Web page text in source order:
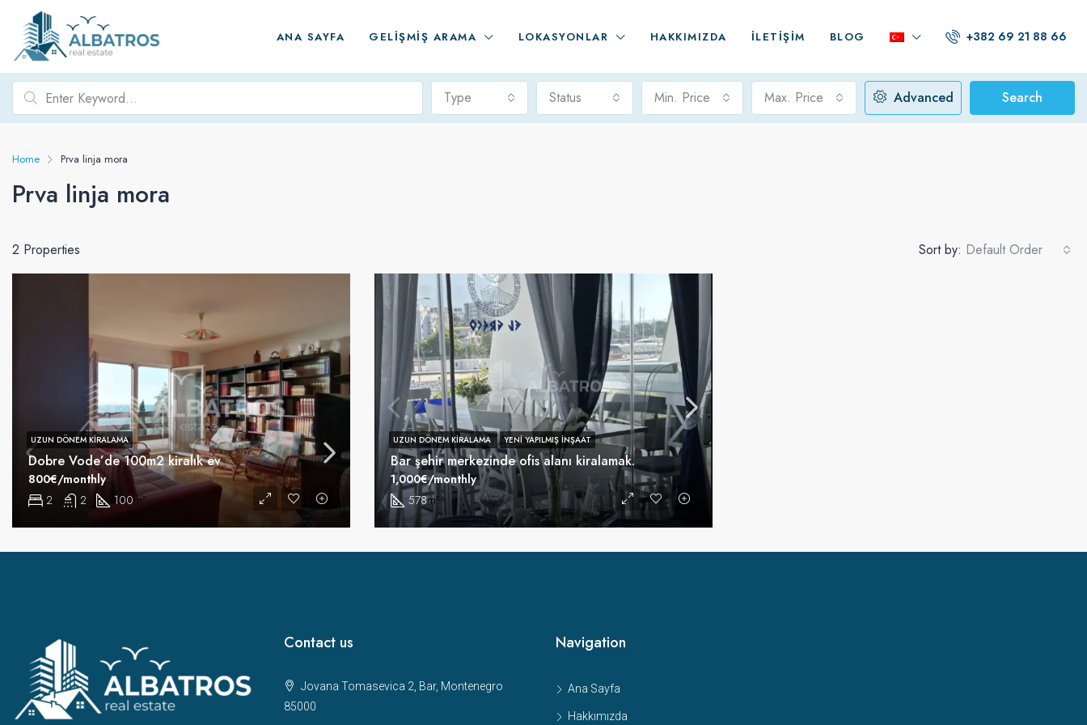
ANA SAYFA GELIŞMIŞ ARAMA LOKASYONLAR HAKKIMIZDA İLETIŞIM BLOG +382 69 21 88 66
Type Status Min. Price Max. Price Advanced Search
Home Prva linja mora
Prva linja mora
2 Properties Sort by: Default Order
Dobre Vode’de 100m2 kiralık ev
2 2 100m²
800€/monthly
UZUN DÖNEM KIRALAMA
Bar şehir merkezinde ofis alanı kiralamak.
578m²
1,000€/monthly
UZUN DÖNEM KIRALAMA YENI YAPILMIŞ INŞAAT
Contact us
Jovana Tomasevica 2, Bar, Montenegro
85000
Navigation
Ana Sayfa
Hakkımızda